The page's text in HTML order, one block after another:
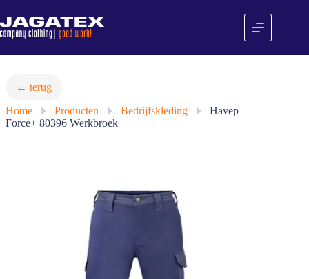
naar
de
inhoud
← terug
Home
» Producten » Bedrijfskleding »
Havep
Force+ 80396 Werkbroek